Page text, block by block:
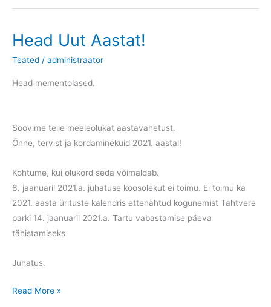
pargis
Head Uut Aastat!
Teated / administraator
Head mementolased.
Soovime teile meeleolukat aastavahetust.
Õnne, tervist ja kordaminekuid 2021. aastal!
Kohtume, kui olukord seda võimaldab.
6. jaanuaril 2021.a. juhatuse koosolekut ei toimu. Ei toimu ka
2021. aasta ürituste kalendris ettenähtud kogunemist Tähtvere
parki 14. jaanuaril 2021.a. Tartu vabastamise päeva
tähistamiseks
Juhatus.
Head
Read More »